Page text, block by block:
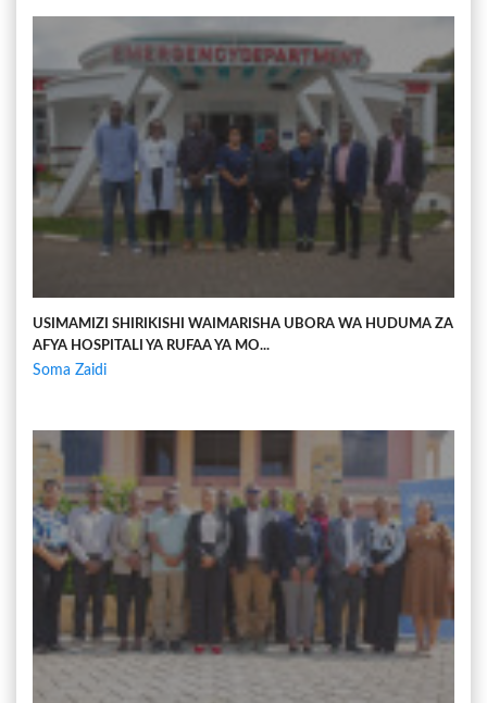
USIMAMIZI SHIRIKISHI WAIMARISHA UBORA WA HUDUMA ZA
AFYA HOSPITALI YA RUFAA YA MO...
Soma Zaidi